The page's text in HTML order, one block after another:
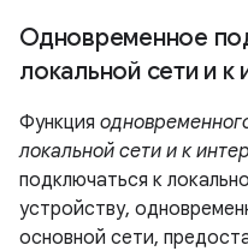
Одновременное
локальной сети и к
Функция
локальной сети и к
подключаться к
устройству,
основной сети,